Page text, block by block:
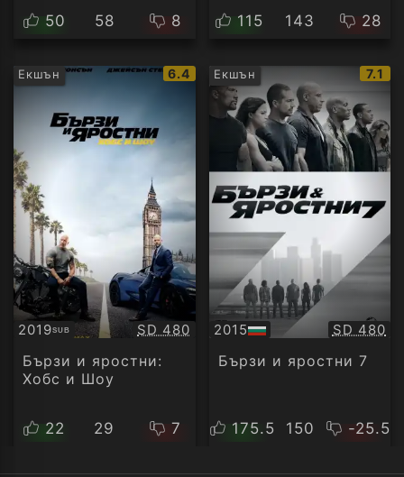
50 58 8 115 143 28
Екшън
IMDb
рейтинг:
6.4
2019SUB
Субтитри Качество:
SD 480
Бързи и яростни:
Хобс и Шоу
22 29 7
Екшън
IMDb
7.1
2015
БГ
аудио
SD 480
Бързи и яростни 7
175.5 150 -25.5